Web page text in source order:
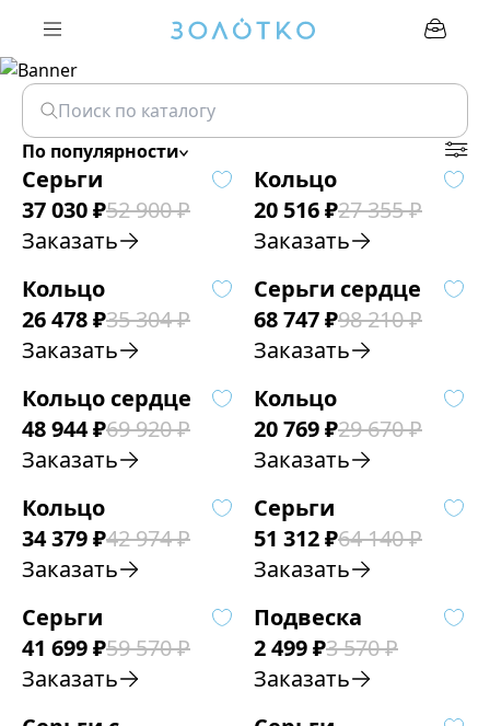
По популярности
Серьги
37 030₽52 900₽
Заказать
Кольцо
20 516₽27 355₽
Заказать
Кольцо
26 478₽35 304₽
Заказать
Серьги сердце
68 747₽98 210₽
Заказать
Кольцо сердце
48 944₽69 920₽
Заказать
Кольцо
20 769₽29 670₽
Заказать
Кольцо
34 379₽42 974₽
Заказать
Серьги
51 312₽64 140₽
Заказать
Серьги
41 699₽59 570₽
Заказать
Подвеска
2 499₽3 570₽
Заказать